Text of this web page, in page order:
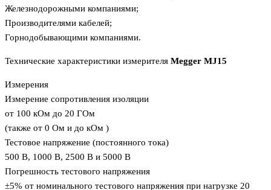
Железнодорожными компаниями;
Производителями кабелей;
Горнодобывающими компаниями.
Технические характеристики измерителя Megger MJ15
Измерения
Измерение сопротивления изоляции
от 100 кОм до 20 ГОм
(также от 0 Ом и до кОм )
Тестовое напряжение (постоянного тока)
500 В, 1000 В, 2500 В и 5000 В
Погрешность тестового напряжения
±5% от номинального тестового напряжения при нагрузке 20